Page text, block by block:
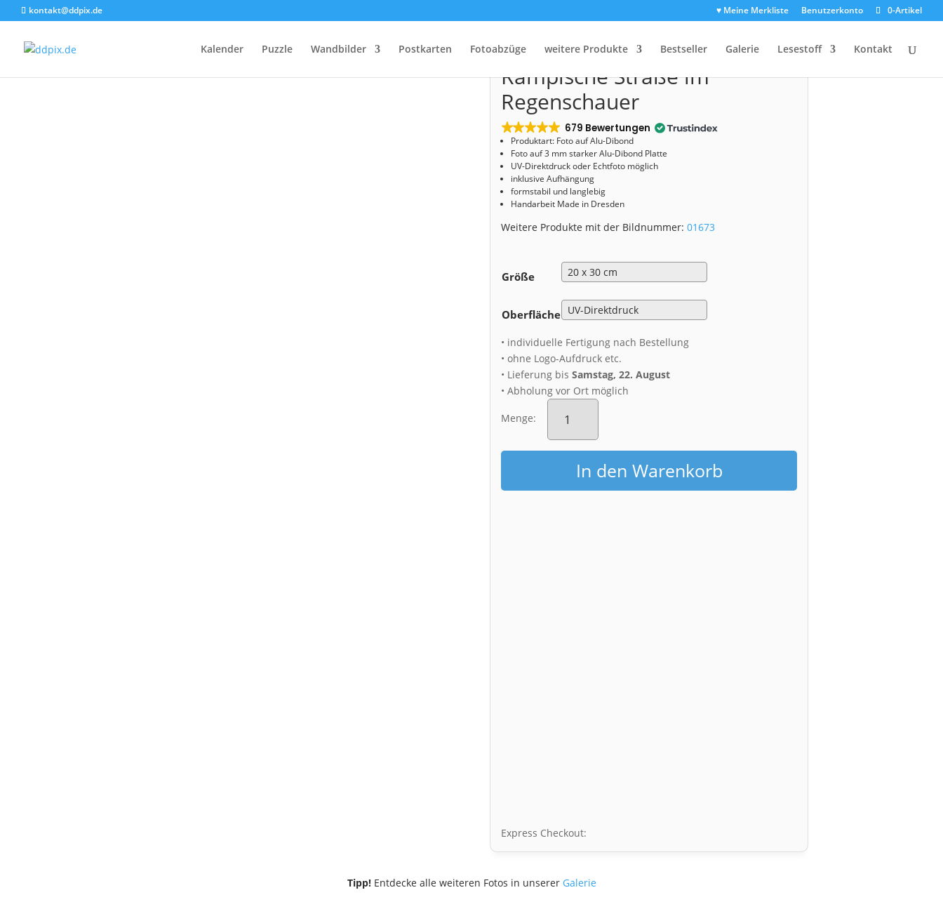
kontakt@ddpix.de ♥ Meine Merkliste Benutzerkonto 0-Artikel
Kalender Puzzle Wandbilder Postkarten Fotoabzüge weitere Produkte Bestseller Galerie Lesestoff Kontakt
Start/Shop/Alu-Dibond/ Alu-Dibond (01673) Rampische Straße im Regenschauer
Alu-Dibond (01673)
Rampische Straße im
Regenschauer
679 Bewertungen
Produktart: Foto auf Alu-Dibond
Foto auf 3 mm starker Alu-Dibond Platte
UV-Direktdruck oder Echtfoto möglich
inklusive Aufhängung
formstabil und langlebig
Handarbeit Made in Dresden
Weitere Produkte mit der Bildnummer:01673
Größe
Oberfläche
• individuelle Fertigung nach Bestellung
• ohne Logo-Aufdruck etc.
• Lieferung bisSamstag, 22. August
• Abholung vor Ort möglich
Menge:
Alu-
Dibond
Rampische
Straße
Regenschauer
Menge
In den Warenkorb
Express Checkout:
Tipp!Entdecke alle weiteren Fotos in unserer Galerie